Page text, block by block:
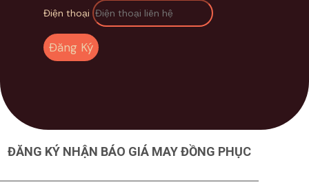
Điện thoại
Đăng Ký
ĐĂNG KÝ NHẬN BÁO GIÁ MAY ĐỒNG PHỤC